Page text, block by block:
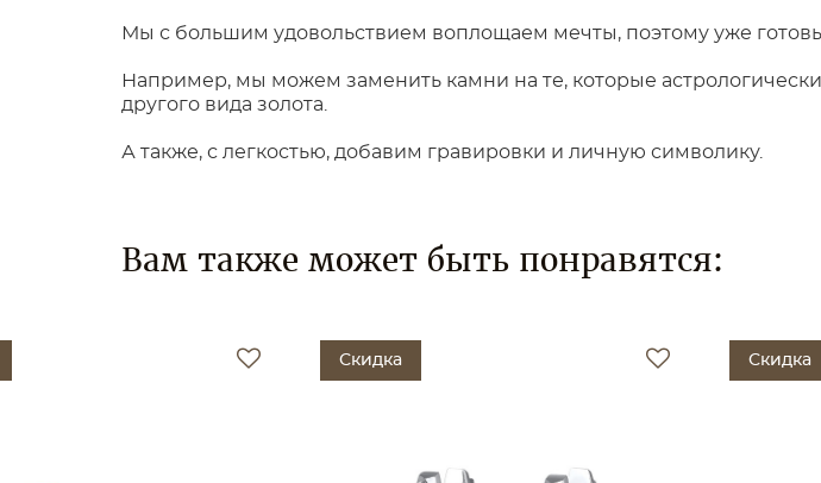
Мы с большим удовольствием воплощаем мечты, поэтому уже
Например, мы можем заменить камни на те, которые
другого вида золота.
А также, с легкостью, добавим гравировки и личную символику.
Вам также может быть понравятся:
Скидка Скидка